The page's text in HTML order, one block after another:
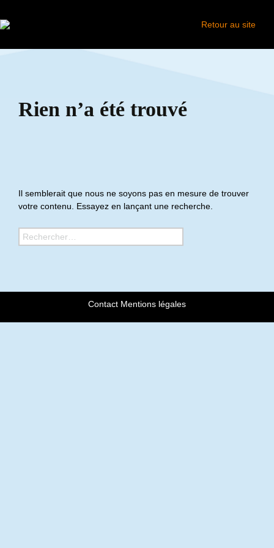
Retour au site
Rien n’a été trouvé
Il semblerait que nous ne soyons pas en mesure de trouver
votre contenu. Essayez en lançant une recherche.
Rechercher :
Contact Mentions légales